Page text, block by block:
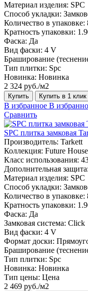
Материал изделия: SPC
Способ укладки:
Количество в упаковке:
Кратность упаковки:
Фаска: Да
Вид фаски: 4 V
Браширование
Тип плитки: Spc
Новинка: Новинка
2 324 руб./м2
Купить Купить в 1 клик
В избранное В
Сравнить
SPC плитка замковая
Производитель: Tarkett
Коллекция: Future House
Класс использования:
Дополнительная защита:
Материал изделия: SPC
Способ укладки:
Количество в упаковке:
Кратность упаковки:
Фаска: Да
Замковая система: Click
Вид фаски: 4 V
Формат доски:
Браширование
Тип плитки: Spc
Новинка: Новинка
Тип цены: Цена
2 469 руб./м2